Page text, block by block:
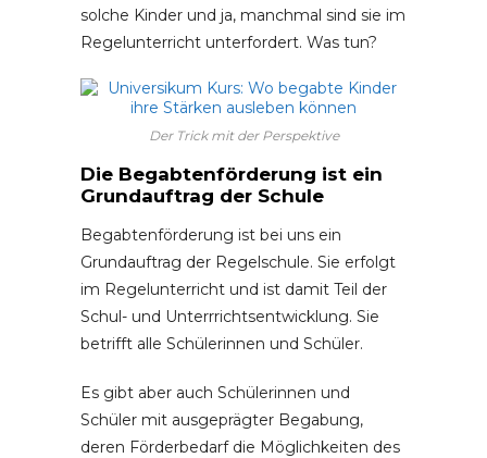
solche Kinder und ja, manchmal sind sie im
Regelunterricht unterfordert. Was tun?
Der Trick mit der Perspektive
Die Begabtenförderung ist ein
Grundauftrag der Schule
Begabtenförderung ist bei uns ein
Grundauftrag der Regelschule. Sie erfolgt
im Regelunterricht und ist damit Teil der
Schul- und Unterrrichtsentwicklung. Sie
betrifft alle Schülerinnen und Schüler.
Es gibt aber auch Schülerinnen und
Schüler mit ausgeprägter Begabung,
deren Förderbedarf die Möglichkeiten des